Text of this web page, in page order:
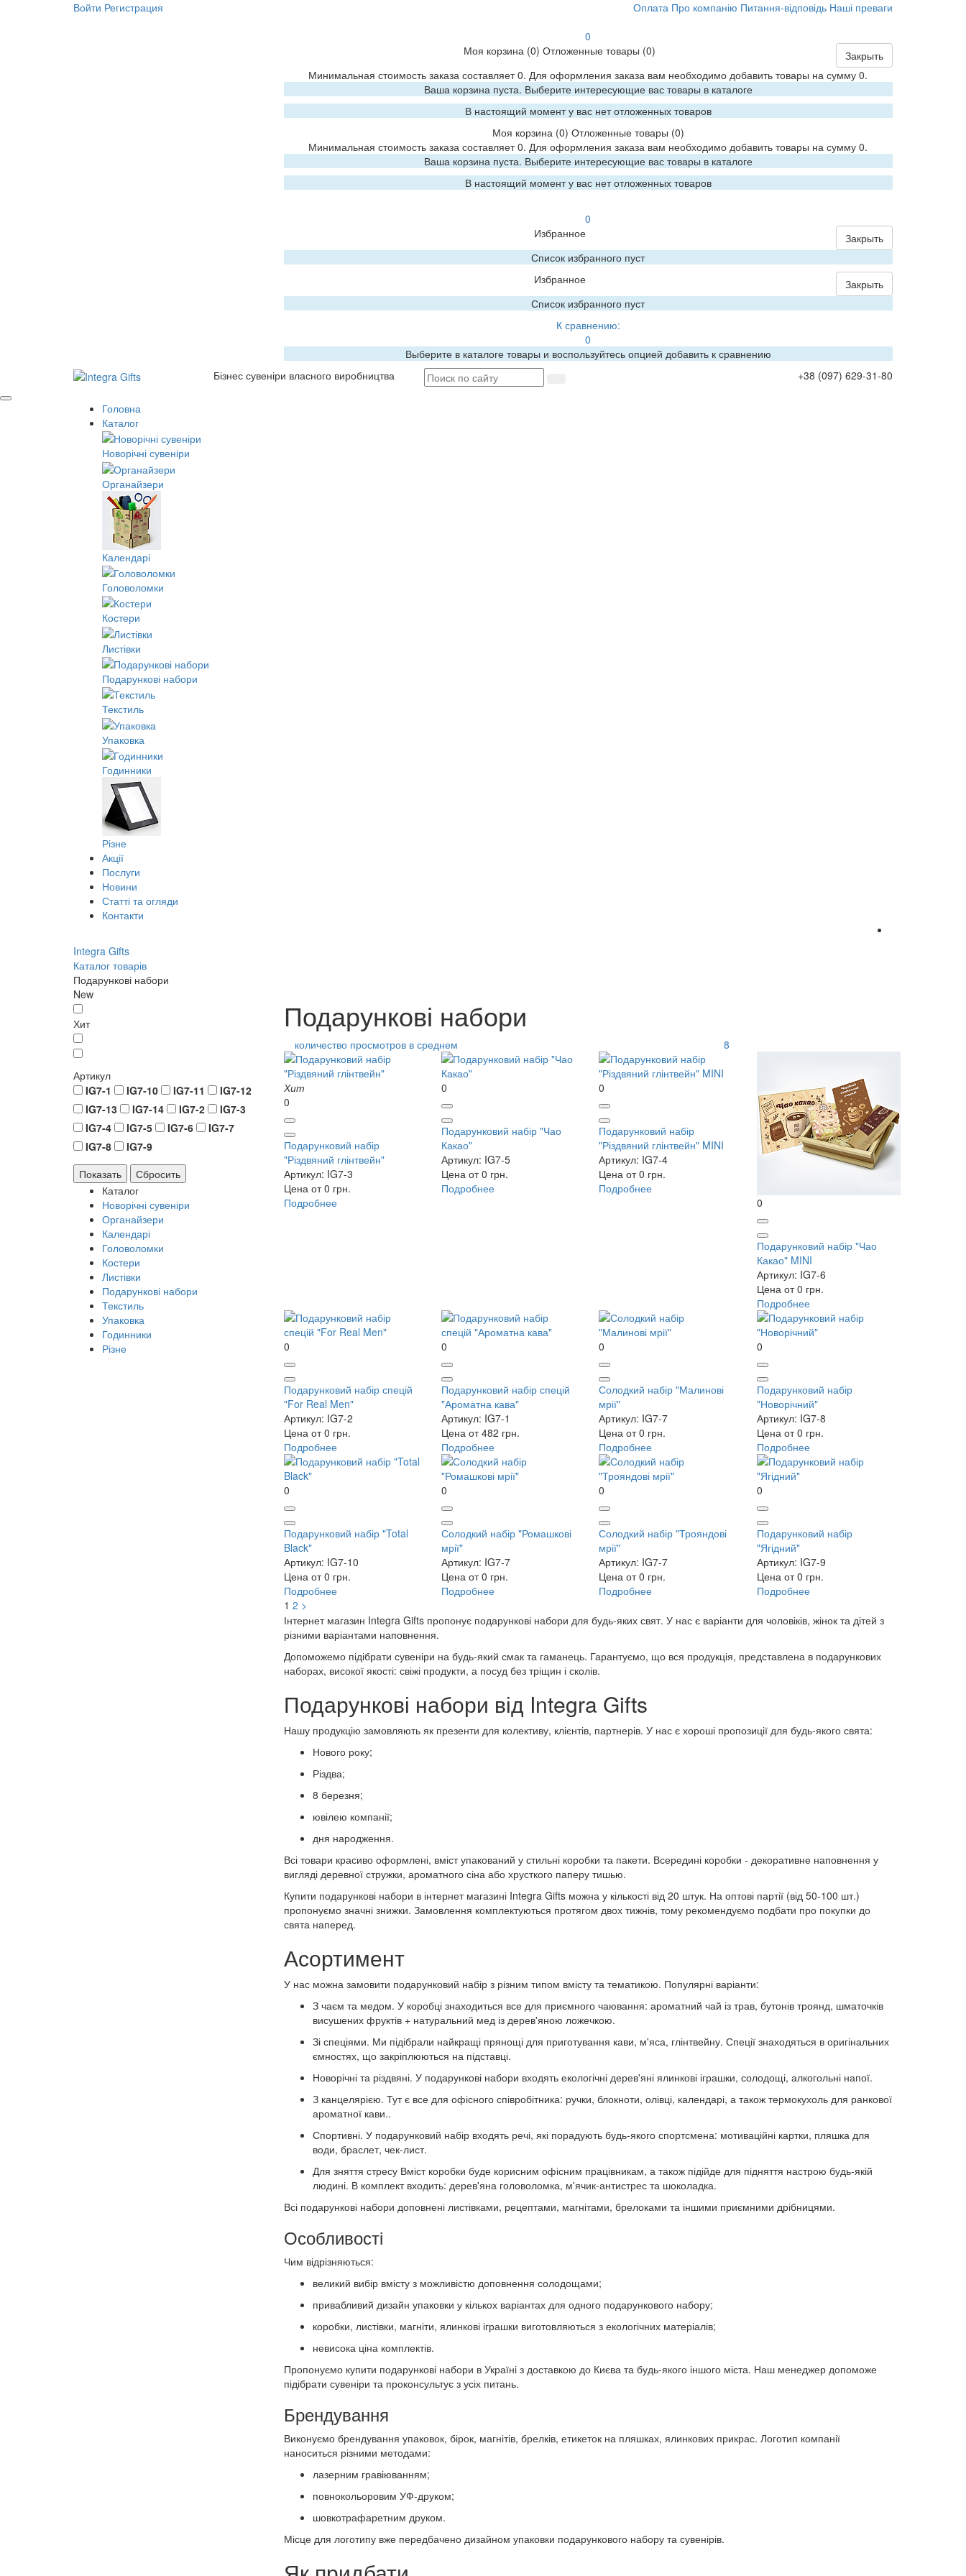
Войти Регистрация Оплата Про компанію Питання-відповідь Наші преваги
0
Моя корзина (0) Отложенные товары (0)
Закрыть
Минимальная стоимость заказа составляет 0. Для оформления заказа вам необходимо добавить товары на сумму 0.
Ваша корзина пуста. Выберите интересующие вас товары в каталоге
В настоящий момент у вас нет отложенных товаров
Моя корзина(0) Отложенные товары (0)
Минимальная стоимость заказа составляет 0. Для оформления заказа вам необходимо добавить товары на сумму 0.
Ваша корзина пуста. Выберите интересующие вас товары в каталоге
В настоящий момент у вас нет отложенных товаров
0
Избранное
Закрыть
Список избранного пуст
Избранное
Закрыть
Список избранного пуст
К сравнению:
0
Выберите в каталоге товары и воспользуйтесь опцией добавить к сравнению
Бізнес сувеніри власного виробництва
+38 (097) 629-31-80
Головна
Каталог
Новорічні сувеніри
Органайзери
Календарі
Головоломки
Костери
Листівки
Подарункові набори
Текстиль
Упаковка
Годинники
Різне
Акції
Послуги
Новини
Статті та огляди
Контакти
Integra Gifts
Каталог товарів
Подарункові набори
New
Хит
Артикул
IG7-1
IG7-10 IG7-11
IG7-12
IG7-13
IG7-14 IG7-2
IG7-3
IG7-4
IG7-5 IG7-6
IG7-7
IG7-8
IG7-9
Каталог
Новорічні сувеніри
Органайзери
Календарі
Головоломки
Костери
Листівки
Подарункові набори
Текстиль
Упаковка
Годинники
Різне
Подарункові набори
количество просмотров в среднем 8
Хит
0
Подарунковий набір
"Різдвяний глінтвейн"
Артикул: IG7-3
Цена от 0 грн.
Подробнее
0
Подарунковий набір "Чао
Какао"
Артикул: IG7-5
Цена от 0 грн.
Подробнее
0
Подарунковий набір
"Різдвяний глінтвейн" MINI
Артикул: IG7-4
Цена от 0 грн.
Подробнее
0
Подарунковий набір "Чао
Какао" MINI
Артикул: IG7-6
Цена от 0 грн.
Подробнее
0
Подарунковий набір спецій
"For Real Men"
Артикул: IG7-2
Цена от 0 грн.
Подробнее
0
Подарунковий набір спецій
"Ароматна кава"
Артикул: IG7-1
Цена от 482 грн.
Подробнее
0
Солодкий набір "Малинові
мрії"
Артикул: IG7-7
Цена от 0 грн.
Подробнее
0
Подарунковий набір
"Новорічний"
Артикул: IG7-8
Цена от 0 грн.
Подробнее
0
Подарунковий набір "Total
Black"
Артикул: IG7-10
Цена от 0 грн.
Подробнее
0
Солодкий набір "Ромашкові
мрії"
Артикул: IG7-7
Цена от 0 грн.
Подробнее
0
Солодкий набір "Трояндові
мрії"
Артикул: IG7-7
Цена от 0 грн.
Подробнее
0
Подарунковий набір
"Ягідний"
Артикул: IG7-9
Цена от 0 грн.
Подробнее
1 2 >
Інтернет магазин Integra Gifts пропонує подарункові набори для будь-яких свят. У нас є варіанти для чоловіків, жінок та дітей з
різними варіантами наповнення.
Допоможемо підібрати сувеніри на будь-який смак та гаманець. Гарантуємо, що вся продукція, представлена ​​в подарункових
наборах, високої якості: свіжі продукти, а посуд без тріщин і сколів.
Подарункові набори від Integra Gifts
Нашу продукцію замовляють як презенти для колективу, клієнтів, партнерів. У нас є хороші пропозиції для будь-якого свята:
Нового року;
Різдва;
8 березня;
ювілею компанії;
дня народження.
Всі товари красиво оформлені, вміст упакований у стильні коробки та пакети. Всередині коробки - декоративне наповнення у
вигляді деревної стружки, ароматного сіна або хрусткого паперу тишью.
Купити подарункові набори в інтернет магазині Integra Gifts можна у кількості від 20 штук. На оптові партії (від 50-100 шт.)
пропонуємо значні знижки. Замовлення комплектуються протягом двох тижнів, тому рекомендуємо подбати про покупки до
свята наперед.
Асортимент
У нас можна замовити подарунковий набір з різним типом вмісту та тематикою. Популярні варіанти:
З чаєм та медом. У коробці знаходиться все для приємного чаювання: ароматний чай із трав, бутонів троянд, шматочків
висушених фруктів + ​​натуральний мед із дерев'яною ложечкою.
Зі спеціями. Ми підібрали найкращі прянощі для приготування кави, м'яса, глінтвейну. Спеції знаходяться в оригінальних
ємностях, що закріплюються на підставці.
Новорічні та різдвяні. У подарункові набори входять екологічні дерев'яні ялинкові іграшки, солодощі, алкогольні напої.
З канцелярією. Тут є все для офісного співробітника: ручки, блокноти, олівці, календарі, а також термокухоль для ранкової
ароматної кави..
Спортивні. У подарунковий набір входять речі, які порадують будь-якого спортсмена: мотиваційні картки, пляшка для
води, браслет, чек-лист.
Для зняття стресу Вміст коробки буде корисним офісним працівникам, а також підійде для підняття настрою будь-якій
людині. В комплект входить: дерев'яна головоломка, м'ячик-антистрес та шоколадка.
Всі подарункові набори доповнені листівками, рецептами, магнітами, брелоками та іншими приємними дрібницями.
Особливості
Чим відрізняються:
великий вибір вмісту з можливістю доповнення солодощами;
привабливий дизайн упаковки у кількох варіантах для одного подарункового набору;
коробки, листівки, магніти, ялинкові іграшки виготовляються з екологічних матеріалів;
невисока ціна комплектів.
Пропонуємо купити подарункові набори в Україні з доставкою до Києва та будь-якого іншого міста. Наш менеджер допоможе
підібрати сувеніри та проконсультує з усіх питань.
Брендування
Виконуємо брендування упаковок, бірок, магнітів, брелків, етикеток на пляшках, ялинкових прикрас. Логотип компанії
наноситься різними методами:
лазерним гравіюванням;
повнокольоровим УФ-друком;
шовкотрафаретним друком.
Місце для логотипу вже передбачено дизайном упаковки подарункового набору та сувенірів.